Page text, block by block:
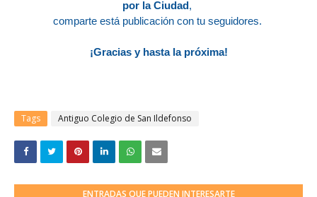
por la Ciudad,
comparte está publicación con tu seguidores.
¡Gracias y hasta la próxima!
Tags Antiguo Colegio de San Ildefonso
ENTRADAS QUE PUEDEN INTERESARTE